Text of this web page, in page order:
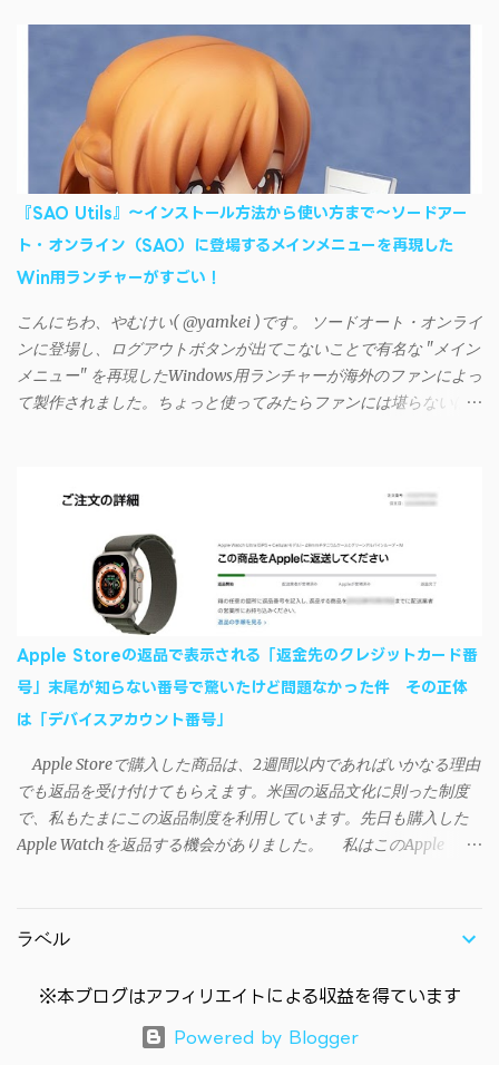
ドパーティー製のアプリを PC と Androidデバイス それぞれにイン
ストールすれば、Wi-Fiや USB接続 を通じて同期できるようにな
る。私も 2012年頃にAndroidウォークマン を使い始めた頃から便
利に活用させてもらっていたのだが、2023年現在はiSyncrを使っ
て同期ができないという声を多数見かけるようになった。 具体
的には、PC側のiSyncrアプリで設定したパスワードをAndroidアプ
リに入力しようとすると、入力したパスワードが保存されず、い
回避するには、次の手順が有効だ。 Androidデバイスの言語を英語
に設定する （念のため）再起動する iSyncrでパスワードを入力す
すれば完了 一度この手順を施せば、言語設定は日本語に戻して
もOKだ。これでWi-Fiを使った同期機能が使えるようになる。USB
接続による同期については、アプリに根本的な不具合が発生して
おり、現時点で使えないようだ。諦めよう。 今回の不具合につ
iSyncrを活用することで、Androidデバイスでもレート機能や再生
ートフォンに移行したい場合に役立つはずだ。
『SAO Utils』～インストール方法から使い方まで～ソードアー
ト・オンライン（SAO）に登場するメインメニューを再現した
Win用ランチャーがすごい！
こんにちわ、やむけい( @yamkei )です。 ソードオート・オンライ
ンに登場し、ログアウトボタンが出てこないことで有名な "メイン
メニュー" を再現したWindows用ランチャーが海外のファンによっ
て製作されました。ちょっと使ってみたらファンには堪らないほ
す・・・。カッコイイ！！ 開発ページ（英語） gpbeta.com - The
SAO Utilities Project – development log インストール（導入）手順
1. 開発ページ のDownloadsの項目から自分のOSにあったファイル
をダウンロードする。 Windows（Windows2000, XP, Vista, Win7,
Win8）に対応です。 （ ◆自分のパソコンが 32 ビット版か 64 ビッ
ト版かを確認したい ） 2.ダウンロードしたファイルを解凍後、
（自分はProgram Filesの中に移動させちゃいました）フォルダの
中にある SAO Utils.exe を実行。 3.アップデートがある場合は起動
時に知らせてくれるので、パッチをダウンロードしましょう。 ダ
て切り取り、先ほどダウンロードした SAO Utilsフォルダ へ貼り付
け、新しいファイルへ置き換えることで適用できます。 起動方法
と各種設定 アップデートが完了したら改めて SAO Utils.exe を起動
すると、アニメで見覚えのあるスプラッシュウィンドウがSEとと
（ランチャーの中からも可能です）簡単ですが日本語訳。（現在
できていなかったら？ 自動...
Apple Storeの返品で表示される「返金先のクレジットカード番
号」末尾が知らない番号で驚いたけど問題なかった件 その正体
は「デバイスアカウント番号」
Apple Storeで購入した商品は、2週間以内であればいかなる理由
でも返品を受け付けてもらえます。米国の返品文化に則った制度
で、私もたまにこの返品制度を利用しています。先日も購入した
Apple Watchを返品する機会がありました。 私はこのApple
が、返品状況が分かる概要ページには見覚えのないクレカ番号
ー部分参照）。 Apple Payのメインカードに登録しているクレカ
の番号末尾はYYYYだったので、この時点で頭の中は「？？？？」
ラベル
※本ブログはアフィリエイトによる収益を得ています
Powered by Blogger